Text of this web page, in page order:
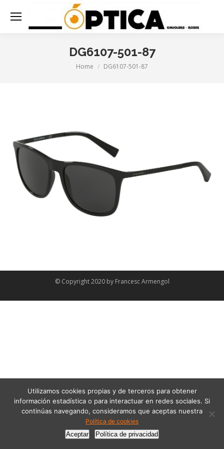
DG6107-501-87
You are here:
Home DG6107-501-87
© Copyright 2020 by Francesc Armengol
Utilizamos cookies propias y de terceros para obtener
información estadística o para interactuar en redes sociales. Si
continúas navegando, consideramos que aceptas nuestra
Política de cookies
Aceptar
Política de privacidad